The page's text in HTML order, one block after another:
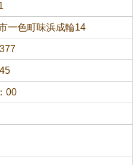
一色町味浜成輪14
00